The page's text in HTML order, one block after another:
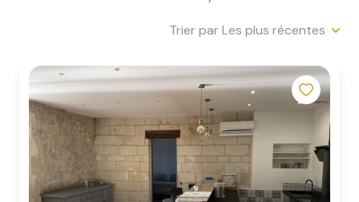
locative
vente
en
viager
équipe
Trier par Les plus récentes